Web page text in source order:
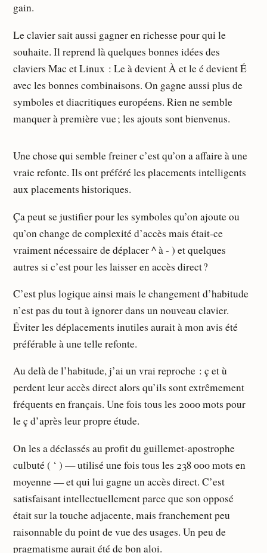
gain.
Le clavier sait aussi gagner en richesse pour qui le
souhaite. Il reprend là quelques bonnes idées des
claviers Mac et Linux : Le à devient À et le é devient É
avec les bonnes combinaisons. On gagne aussi plus de
symboles et diacritiques européens. Rien ne semble
manquer à première vue ; les ajouts sont bienvenus.
Une chose qui semble freiner c’est qu’on a affaire à une
vraie refonte. Ils ont préféré les placements intelligents
aux placements historiques.
Ça peut se justifier pour les symboles qu’on ajoute ou
qu’on change de complexité d’accès mais était-ce
vraiment nécessaire de déplacer ^ à - ) et quelques
autres si c’est pour les laisser en accès direct ?
C’est plus logique ainsi mais le changement d’habitude
n’est pas du tout à ignorer dans un nouveau clavier.
Éviter les déplacements inutiles aurait à mon avis été
préférable à une telle refonte.
Au delà de l’habitude, j’ai un vrai reproche : ç et ù
perdent leur accès direct alors qu’ils sont extrêmement
fréquents en français. Une fois tous les 2000 mots pour
le ç d’après leur propre étude.
On les a déclassés au profit du guillemet-apostrophe
culbuté ( ‘ ) — utilisé une fois tous les 238 000 mots en
moyenne — et qui lui gagne un accès direct. C’est
satisfaisant intellectuellement parce que son opposé
était sur la touche adjacente, mais franchement peu
raisonnable du point de vue des usages. Un peu de
pragmatisme aurait été de bon aloi.